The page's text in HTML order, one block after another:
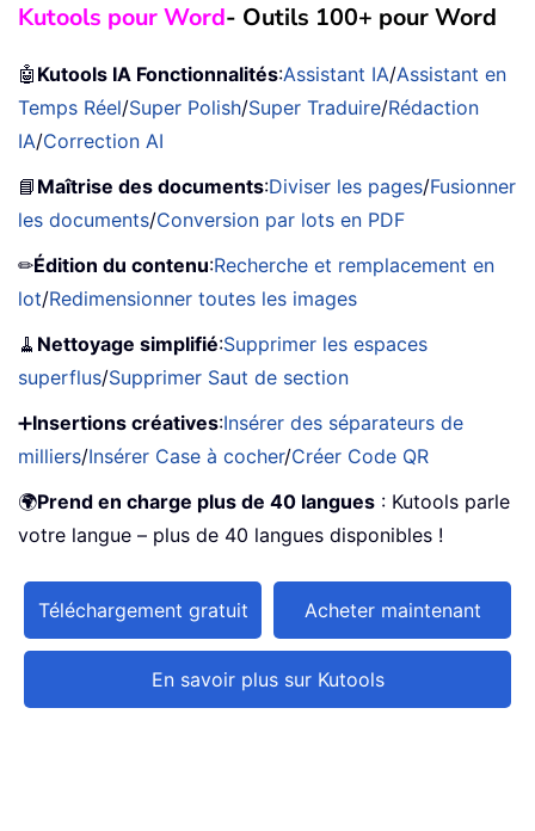
Kutools pour Word- Outils 100+ pour Word
🤖 Kutools IA Fonctionnalités:Assistant IA/Assistant en
Temps Réel/Super Polish/Super Traduire/Rédaction
IA/Correction AI
📘 Maîtrise des documents:Diviser les pages/Fusionner
les documents/Conversion par lots en PDF
✏Édition du contenu:Recherche et remplacement en
lot/Redimensionner toutes les images
🧹 Nettoyage simplifié:Supprimer les espaces
superflus/Supprimer Saut de section
➕Insertions créatives:Insérer des séparateurs de
milliers/Insérer Case à cocher/Créer Code QR
🌍Prend en charge plus de 40 langues : Kutools parle
votre langue – plus de 40 langues disponibles !
Téléchargement gratuit Acheter maintenant
En savoir plus sur Kutools